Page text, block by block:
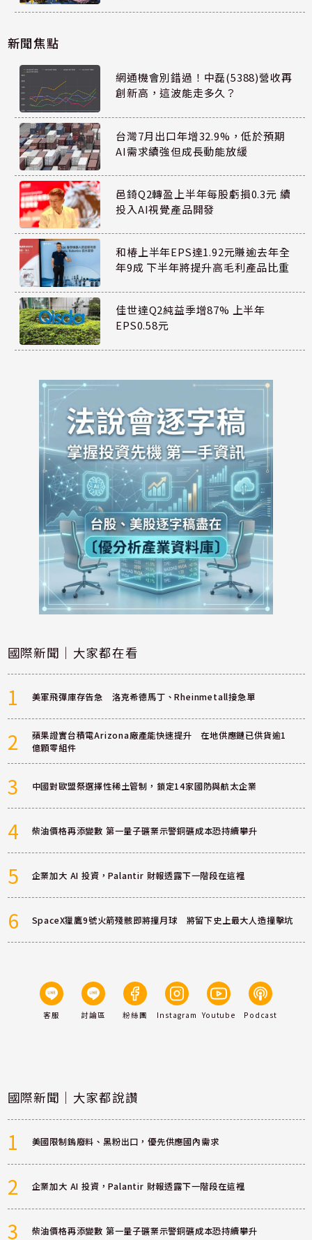
新聞焦點
網通機會別錯過！中磊(5388)營收再
創新高，這波能走多久？
台灣7月出口年增32.9%，低於預期
AI需求續強但成長動能放緩
邑錡Q2轉盈上半年每股虧損0.3元 續
投入AI視覺產品開發
和椿上半年EPS達1.92元賺逾去年全
年9成 下半年將提升高毛利產品比重
佳世達Q2純益季增87% 上半年
EPS0.58元
國際新聞｜大家都在看
1 美軍飛彈庫存告急 洛克希德馬丁、Rheinmetall接急單
2
蘋果證實台積電Arizona廠產能快速提升 在地供應鏈已供貨逾1
億顆零組件
3 中國對歐盟祭選擇性稀土管制，鎖定14家國防與航太企業
4 柴油價格再添變數 第一量子礦業示警銅礦成本恐持續攀升
5 企業加大 AI 投資，Palantir 財報透露下一階段在這裡
6 SpaceX獵鷹9號火箭殘骸即將撞月球 將留下史上最大人造撞擊坑
客服 討論區 粉絲團 Instagram Youtube Podcast
國際新聞｜大家都說讚
1 美國限制鎢廢料、黑粉出口，優先供應國內需求
2 企業加大 AI 投資，Palantir 財報透露下一階段在這裡
3 柴油價格再添變數 第一量子礦業示警銅礦成本恐持續攀升